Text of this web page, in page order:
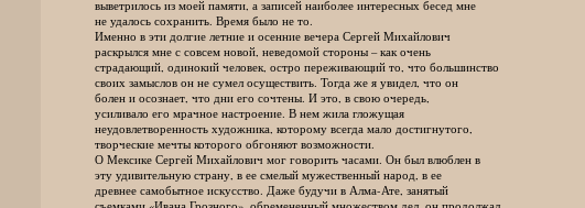
выветрилось из моей памяти, а записей наиболее интересных бесед мне
не удалось сохранить. Время было не то.
Именно в эти долгие летние и осенние вечера Сергей Михайлович
раскрылся мне с совсем новой, неведомой стороны – как очень
страдающий, одинокий человек, остро переживающий то, что большинство
своих замыслов он не сумел осуществить. Тогда же я увидел, что он
болен и осознает, что дни его сочтены. И это, в свою очередь,
усиливало его мрачное настроение. В нем жила гложущая
неудовлетворенность художника, которому всегда мало достигнутого,
творческие мечты которого обгоняют возможности.
О Мексике Сергей Михайлович мог говорить часами. Он был влюблен в
эту удивительную страну, в ее смелый мужественный народ, в ее
древнее самобытное искусство. Даже будучи в Алма-Ате, занятый